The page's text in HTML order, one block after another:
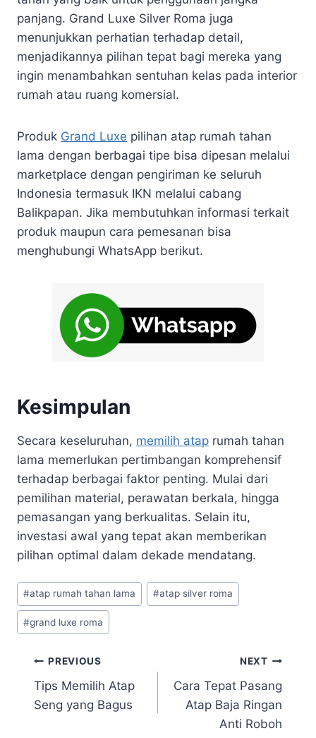
panjang. Grand Luxe Silver Roma juga
menunjukkan perhatian terhadap detail,
menjadikannya pilihan tepat bagi mereka yang
ingin menambahkan sentuhan kelas pada interior
rumah atau ruang komersial.
Produk Grand Luxe pilihan atap rumah tahan
lama dengan berbagai tipe bisa dipesan melalui
marketplace dengan pengiriman ke seluruh
Indonesia termasuk IKN melalui cabang
Balikpapan. Jika membutuhkan informasi terkait
produk maupun cara pemesanan bisa
menghubungi WhatsApp berikut.
Kesimpulan
Secara keseluruhan, memilih atap rumah tahan
lama memerlukan pertimbangan komprehensif
terhadap berbagai faktor penting. Mulai dari
pemilihan material, perawatan berkala, hingga
pemasangan yang berkualitas. Selain itu,
investasi awal yang tepat akan memberikan
pilihan optimal dalam dekade mendatang.
#atap rumah tahan lama #atap silver roma
#grand luxe roma
PREVIOUS
Tips Memilih Atap
Seng yang Bagus
NEXT
Cara Tepat Pasang
Atap Baja Ringan
Anti Roboh